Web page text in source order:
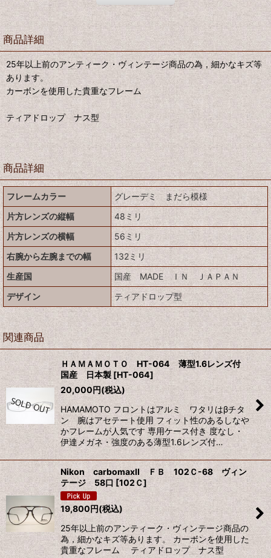
商品詳細
25年以上前のアンティーク・ヴィンテージ商品の為，細かなキズ等
あります。
カーボンを使用した貴重なフレーム
ティアドロップ ナス型
商品詳細
フレームカラー
グレーデミ まだら模様
片方レンズの縦幅
48ミリ
片方レンズの横幅
56ミリ
右腕から左腕までの幅
132ミリ
生産国
国産 MADE ＩＮ ＪＡＰＡＮ
デザイン
ティアドロップ型
関連商品
ＨＡＭＡＭＯＴＯ HT-064 薄型1.6レンズ付
国産 日本製[HT-064]
20,000円(税込)
HAMAMOTO フロントはアルミ ワタリはβチタ
ン 腕はアセテート使用 フィット性のあるしなや
かフレームが人気です 専用ケース付き 度なし・
伊達メガネ・強度のある薄型1.6レンズ付…
Nikon carbomaxII ＦＢ 102Ｃ-68 ヴィン
テージ 58口 [102Ｃ]
19,800円(税込)
25年以上前のアンティーク・ヴィンテージ商品の
為，細かなキズ等あります。 カーボンを使用した
貴重なフレーム ティアドロップ ナス型